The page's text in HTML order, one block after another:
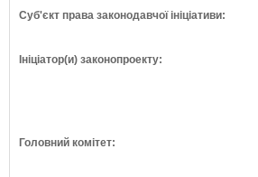
Суб'єкт права законодавчої ініціативи:
Ініціатор(и) законопроекту:
Головний комітет: